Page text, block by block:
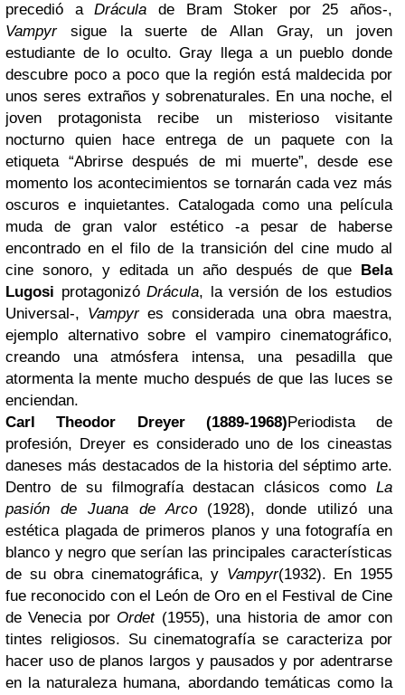
precedió aDrácula de Bram Stoker por 25 años-,
Vampyrsigue la suerte de Allan Gray, un joven
estudiante de lo oculto. Gray llega a un pueblo donde
descubre poco a poco que la región está maldecida por
unos seres extraños y sobrenaturales. En una noche, el
joven protagonista recibe un misterioso visitante
nocturno quien hace entrega de un paquete con la
etiqueta “Abrirse después de mi muerte”, desde ese
momento los acontecimientos se tornarán cada vez más
oscuros e inquietantes. Catalogada como una película
muda de gran valor estético -a pesar de haberse
encontrado en el filo de la transición del cine mudo al
cine sonoro, y editada un año después de que Bela
Lugosi protagonizóDrácula, la versión de los estudios
Universal-, Vampyr es considerada una obra maestra,
ejemplo alternativo sobre el vampiro cinematográfico,
creando una atmósfera intensa, una pesadilla que
atormenta la mente mucho después de que las luces se
enciendan.
Carl Theodor Dreyer (1889-1968)Periodista de
profesión, Dreyer es considerado uno de los cineastas
daneses más destacados de la historia del séptimo arte.
Dentro de su filmografía destacan clásicos como La
pasión de Juana de Arco(1928), donde utilizó una
estética plagada de primeros planos y una fotografía en
blanco y negro que serían las principales características
de su obra cinematográfica, y Vampyr(1932). En 1955
fue reconocido con el León de Oro en el Festival de Cine
de Venecia porOrdet(1955), una historia de amor con
tintes religiosos. Su cinematografía se caracteriza por
hacer uso de planos largos y pausados y por adentrarse
en la naturaleza humana, abordando temáticas como la